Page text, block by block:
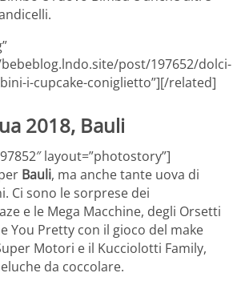
post/197652/dolci-
i-cupcake-coniglietto”][/related]
2018, Bauli
layout=”photostory”]
Bauli, ma anche tante uova di
Ci sono le sorprese dei
e le Mega Macchine, degli Orsetti
You Pretty con il gioco del make
Motori e il Kucciolotti Family,
da coccolare.